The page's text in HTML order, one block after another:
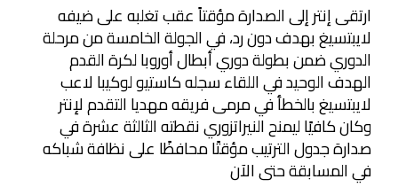
ارتقى إنتر إلى الصدارة مؤقتاً عقب تغلبه على ضيفه
لايبتسيغ بهدف دون رد، في الجولة الخامسة من مرحلة
الدوري ضمن بطولة دوري أبطال أوروبا لكرة القدم
الهدف الوحيد في اللقاء سجله كاستيو لوكيبا لاعب
لايبتسيغ بالخطأ في مرمى فريقه مهديا التقدم لإنتر
وكان كافيًا ليمنح النيراتزوري نقطته الثالثة عشرة في
صدارة جدول الترتيب مؤقتًا محافظًا على نظافة شباكه
في المسابقة حتى الآن